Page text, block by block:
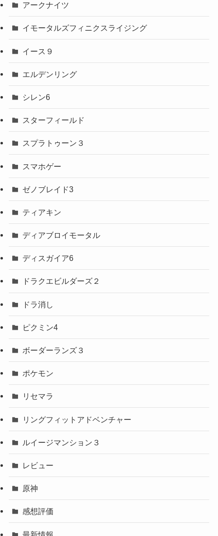
アークナイツ
イモータルズフィニクスライジング
イース９
エルデンリング
シレン6
スターフィールド
スプラトゥーン３
スマホゲー
ゼノブレイド3
ティアキン
ディアブロイモータル
ディスガイア6
ドラクエビルダーズ２
ドラ消し
ピクミン4
ボーダーランズ３
ポケモン
リセマラ
リングフィットアドベンチャー
ルイージマンション３
レビュー
原神
感想評価